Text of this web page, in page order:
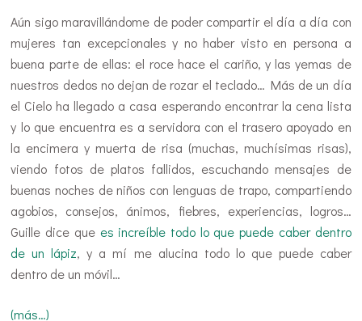
Aún sigo maravillándome de poder compartir el día a día con
mujeres tan excepcionales y no haber visto en persona a
buena parte de ellas: el roce hace el cariño, y las yemas de
nuestros dedos no dejan de rozar el teclado… Más de un día
el Cielo ha llegado a casa esperando encontrar la cena lista
y lo que encuentra es a servidora con el trasero apoyado en
la encimera y muerta de risa (muchas, muchísimas risas),
viendo fotos de platos fallidos, escuchando mensajes de
buenas noches de niños con lenguas de trapo, compartiendo
agobios, consejos, ánimos, fiebres, experiencias, logros…
Guille dice que es increíble todo lo que puede caber dentro
de un lápiz, y a mí me alucina todo lo que puede caber
dentro de un móvil…
(más…)